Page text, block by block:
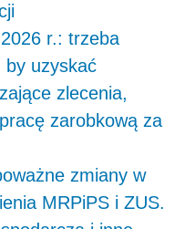
r.: trzeba
by uzyskać
zlecenia,
zarobkową za
zmiany w
MRPiPS i ZUS.